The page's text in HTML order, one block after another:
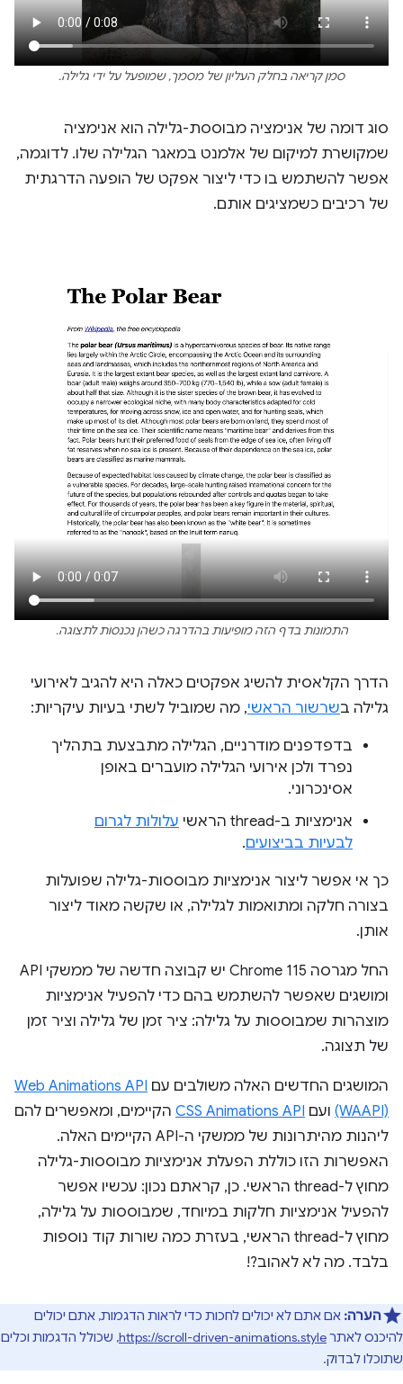
סמן קריאה בחלק העליון של מסמך, שמופעל על ידי גלילה.
סוג דומה של אנימציה מבוססת-גלילה הוא אנימציה
שמקושרת למיקום של אלמנט במאגר הגלילה שלו. לדוגמה,
אפשר להשתמש בו כדי ליצור אפקט של הופעה הדרגתית
של רכיבים כשמציגים אותם.
התמונות בדף הזה מופיעות בהדרגה כשהן נכנסות לתצוגה.
הדרך הקלאסית להשיג אפקטים כאלה היא להגיב לאירועי
גלילה בשרשור הראשי, מה שמוביל לשתי בעיות עיקריות:
בדפדפנים מודרניים, הגלילה מתבצעת בתהליך
נפרד ולכן אירועי הגלילה מועברים באופן
אסינכרוני.
אנימציות ב-thread הראשי
עלולות לגרום
לבעיות בביצועים.
כך אי אפשר ליצור אנימציות מבוססות-גלילה שפועלות
בצורה חלקה ומתואמות לגלילה, או שקשה מאוד ליצור
אותן.
החל מגרסה Chrome 115 יש קבוצה חדשה של ממשקי API
ומושגים שאפשר להשתמש בהם כדי להפעיל אנימציות
מוצהרות שמבוססות על גלילה: ציר זמן של גלילה וציר זמן
של תצוגה.
המושגים החדשים האלה משולבים עם Web Animations API
(WAAPI) ועם CSS Animations API הקיימים, ומאפשרים להם
ליהנות מהיתרונות של ממשקי ה-API הקיימים האלה.
האפשרות הזו כוללת הפעלת אנימציות מבוססות-גלילה
מחוץ ל-thread הראשי. כן, קראתם נכון: עכשיו אפשר
להפעיל אנימציות חלקות במיוחד, שמבוססות על גלילה,
מחוץ ל-thread הראשי, בעזרת כמה שורות קוד נוספות
בלבד. מה לא לאהוב?!
הערה: אם אתם לא יכולים לחכות כדי לראות הדגמות, אתם יכולים
להיכנס לאתרhttps://scroll-driven-animations.style, שכולל הדגמות וכלים
שתוכלו לבדוק.